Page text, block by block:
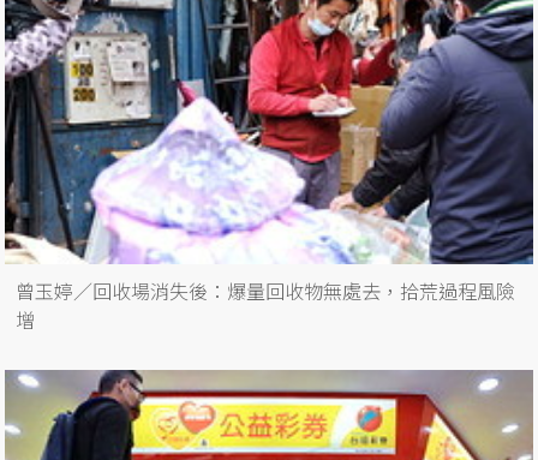
曾玉婷／回收場消失後：爆量回收物無處去，拾荒過程風險
增